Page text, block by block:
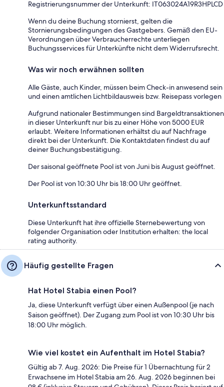
Registrierungsnummer der Unterkunft: IT063024A19R3HPLCD
Wenn du deine Buchung stornierst, gelten die
Stornierungsbedingungen des Gastgebers. Gemäß den EU-
Verordnungen über Verbraucherrechte unterliegen
Buchungsservices für Unterkünfte nicht dem Widerrufsrecht.
Was wir noch erwähnen sollten
Alle Gäste, auch Kinder, müssen beim Check-in anwesend sein
und einen amtlichen Lichtbildausweis bzw. Reisepass vorlegen
Aufgrund nationaler Bestimmungen sind Bargeldtransaktionen
in dieser Unterkunft nur bis zu einer Höhe von 5000 EUR
erlaubt. Weitere Informationen erhältst du auf Nachfrage
direkt bei der Unterkunft. Die Kontaktdaten findest du auf
deiner Buchungsbestätigung.
Der saisonal geöffnete Pool ist von Juni bis August geöffnet.
Der Pool ist von 10:30 Uhr bis 18:00 Uhr geöffnet.
Unterkunftsstandard
Diese Unterkunft hat ihre offizielle Sternebewertung von
folgender Organisation oder Institution erhalten: the local
rating authority.
Häufig gestellte Fragen
Hat Hotel Stabia einen Pool?
Ja, diese Unterkunft verfügt über einen Außenpool (je nach
Saison geöffnet). Der Zugang zum Pool ist von 10:30 Uhr bis
18:00 Uhr möglich.
Wie viel kostet ein Aufenthalt im Hotel Stabia?
Gültig ab 7. Aug. 2026: Die Preise für 1 Übernachtung für 2
Erwachsene im Hotel Stabia am 26. Aug. 2026 beginnen bei